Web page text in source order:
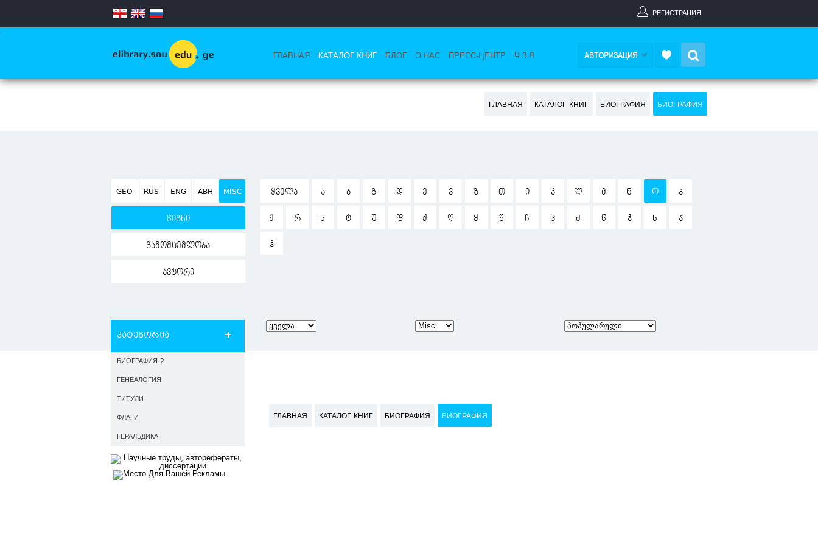
РЕГИСТРАЦИЯ
.
ГЛАВНАЯ КАТАЛОГ КНИГ БЛОГ О НАС ПРЕСС-ЦЕНТР Ч.З.В АВТОРИЗАЦИЯ
ГЛАВНАЯ КАТАЛОГ КНИГ БИОГРАФИЯ БИОГРАФИЯ
GEO RUS ENG ABH MISC
წიგნი
გამომცემლობა
ავტორი
ᲧᲕᲔᲚᲐ Ა Ბ Გ Დ Ე Ვ Ზ Თ Ი Კ Ლ Მ Ნ Ო Პ
Ჟ Რ Ს Ტ Უ Ფ Ქ Ღ Ყ Შ Ჩ Ც Ძ Წ Ჭ Ხ Ჯ
Ჰ
კატეგორია
БИОГРАФИЯ 2
ГЕНЕАЛОГИЯ
ТИТУЛИ
ФЛАГИ
ГЕРАЛЬДИКА
ГЛАВНАЯ КАТАЛОГ КНИГ БИОГРАФИЯ БИОГРАФИЯ